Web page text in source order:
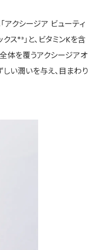
アクシージア ビューティ
ス*³」と、ビタミンKを含
体を覆うアクシージアオ
い潤いを与え、目まわり